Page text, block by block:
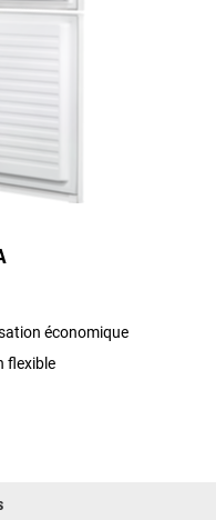
économique
flexible